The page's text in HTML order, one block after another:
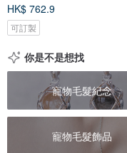
HK$ 762.9
可訂製
你是不是想找
寵物毛髮紀念
寵物毛髮飾品